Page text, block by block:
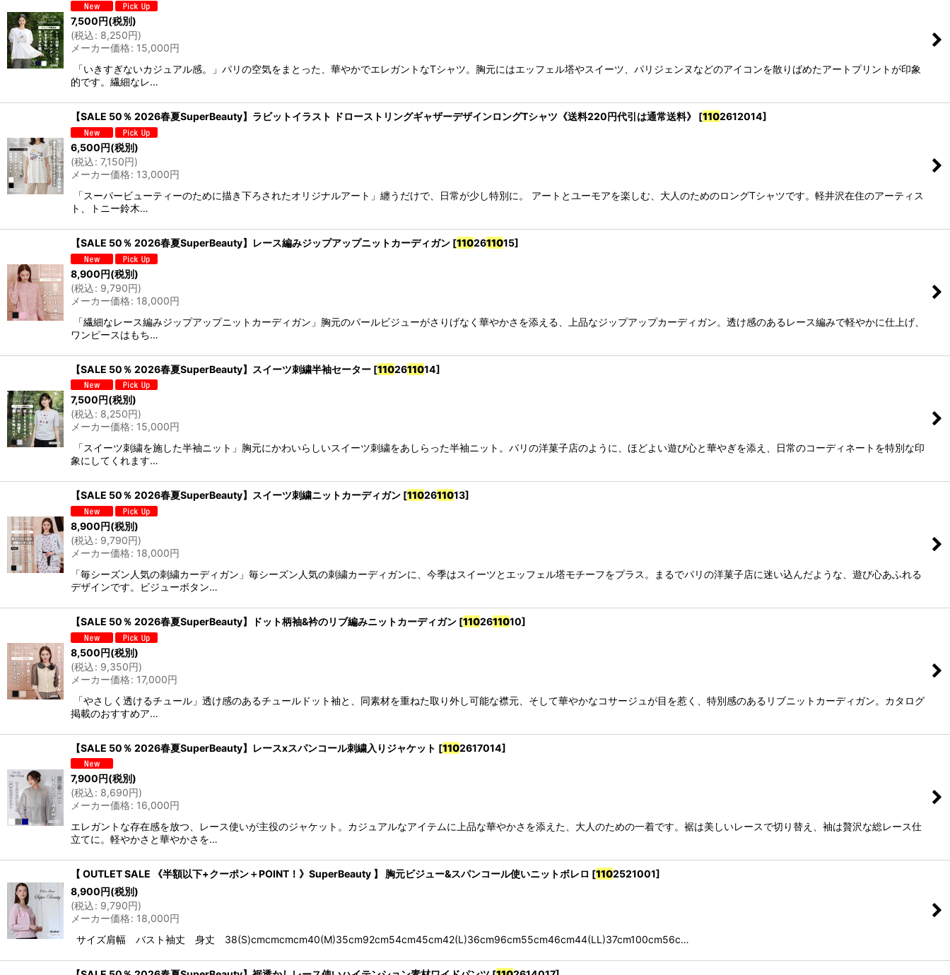
7,500円(税別)
(税込: 8,250円)
メーカー価格: 15,000円
「いきすぎないカジュアル感。」パリの空気をまとった、華やかでエレガントなTシャツ。胸元にはエッフェル塔やスイーツ、パリジェンヌなどのアイコンを散りばめたアートプリントが印象
的です。繊細なレ…
【SALE 50％ 2026春夏SuperBeauty】ラビットイラスト ドローストリングギャザーデザインロングTシャツ《送料220円代引は通常送料》 [1102612014]
6,500円(税別)
(税込: 7,150円)
メーカー価格: 13,000円
「スーパービューティーのために描き下ろされたオリジナルアート」纏うだけで、日常が少し特別に。 アートとユーモアを楽しむ、大人のためのロングTシャツです。軽井沢在住のアーティス
ト、トニー鈴木…
【SALE 50％ 2026春夏SuperBeauty】レース編みジップアップニットカーディガン [1102611015]
8,900円(税別)
(税込: 9,790円)
メーカー価格: 18,000円
「繊細なレース編みジップアップニットカーディガン」胸元のパールビジューがさりげなく華やかさを添える、上品なジップアップカーディガン。透け感のあるレース編みで軽やかに仕上げ、
ワンピースはもち…
【SALE 50％ 2026春夏SuperBeauty】スイーツ刺繍半袖セーター [1102611014]
7,500円(税別)
(税込: 8,250円)
メーカー価格: 15,000円
「スイーツ刺繍を施した半袖ニット」胸元にかわいらしいスイーツ刺繍をあしらった半袖ニット。パリの洋菓子店のように、ほどよい遊び心と華やぎを添え、日常のコーディネートを特別な印
象にしてくれます…
【SALE 50％ 2026春夏SuperBeauty】スイーツ刺繍ニットカーディガン [1102611013]
8,900円(税別)
(税込: 9,790円)
メーカー価格: 18,000円
「毎シーズン人気の刺繍カーディガン」毎シーズン人気の刺繍カーディガンに、今季はスイーツとエッフェル塔モチーフをプラス。まるでパリの洋菓子店に迷い込んだような、遊び心あふれる
デザインです。ビジューボタン…
【SALE 50％ 2026春夏SuperBeauty】ドット柄袖&衿のリブ編みニットカーディガン [1102611010]
8,500円(税別)
(税込: 9,350円)
メーカー価格: 17,000円
「やさしく透けるチュール」透け感のあるチュールドット袖と、同素材を重ねた取り外し可能な襟元、そして華やかなコサージュが目を惹く、特別感のあるリブニットカーディガン。カタログ
掲載のおすすめア…
【SALE 50％ 2026春夏SuperBeauty】レースxスパンコール刺繍入りジャケット [1102617014]
7,900円(税別)
(税込: 8,690円)
メーカー価格: 16,000円
エレガントな存在感を放つ、レース使いが主役のジャケット。カジュアルなアイテムに上品な華やかさを添えた、大人のための一着です。裾は美しいレースで切り替え、袖は贅沢な総レース仕
立てに。軽やかさと華やかさを…
【 OUTLET SALE 《半額以下+クーポン＋POINT！》SuperBeauty 】 胸元ビジュー&スパンコール使いニットボレロ [1102521001]
8,900円(税別)
(税込: 9,790円)
メーカー価格: 18,000円
サイズ肩幅 バスト袖丈 身丈 38(S)cmcmcmcm40(M)35cm92cm54cm45cm42(L)36cm96cm55cm46cm44(LL)37cm100cm56c…